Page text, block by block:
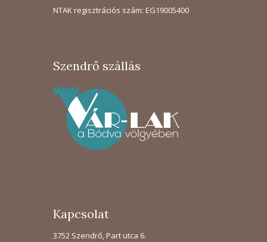
NTAK regisztrációs szám: EG19005400
Szendrő szállás
Kapcsolat
3752 Szendrő, Part utca 6.